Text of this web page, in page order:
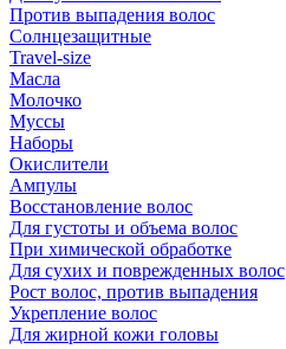
Против выпадения волос
Солнцезащитные
Travel-size
Масла
Молочко
Муссы
Наборы
Окислители
Ампулы
Восстановление волос
Для густоты и объема волос
При химической обработке
Для сухих и поврежденных волос
Рост волос, против выпадения
Укрепление волос
Для жирной кожи головы